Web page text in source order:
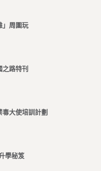
」周圍玩
路特刊
大使培訓計劃
學秘笈